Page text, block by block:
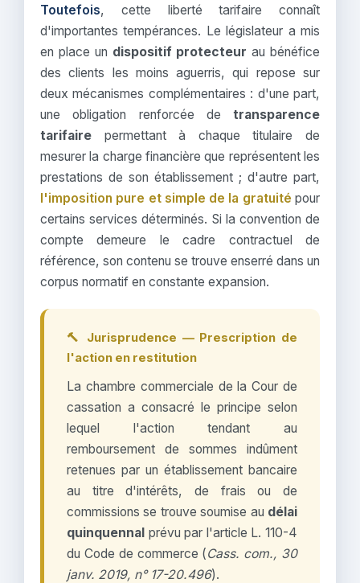
Toutefois, cette liberté tarifaire connaît
d'importantes tempérances. Le législateur a mis
en place un dispositif protecteur au bénéfice
des clients les moins aguerris, qui repose sur
deux mécanismes complémentaires : d'une part,
une obligation renforcée de transparence
tarifaire permettant à chaque titulaire de
mesurer la charge financière que représentent les
prestations de son établissement ; d'autre part,
l'imposition pure et simple de la gratuité pour
certains services déterminés. Si la convention de
compte demeure le cadre contractuel de
référence, son contenu se trouve enserré dans un
corpus normatif en constante expansion.
🔨 Jurisprudence — Prescription de
l'action en restitution
La chambre commerciale de la Cour de
cassation a consacré le principe selon
lequel l'action tendant au
remboursement de sommes indûment
retenues par un établissement bancaire
au titre d'intérêts, de frais ou de
commissions se trouve soumise au délai
quinquennal prévu par l'article L. 110-4
du Code de commerce (Cass. com., 30
janv. 2019, n° 17-20.496).